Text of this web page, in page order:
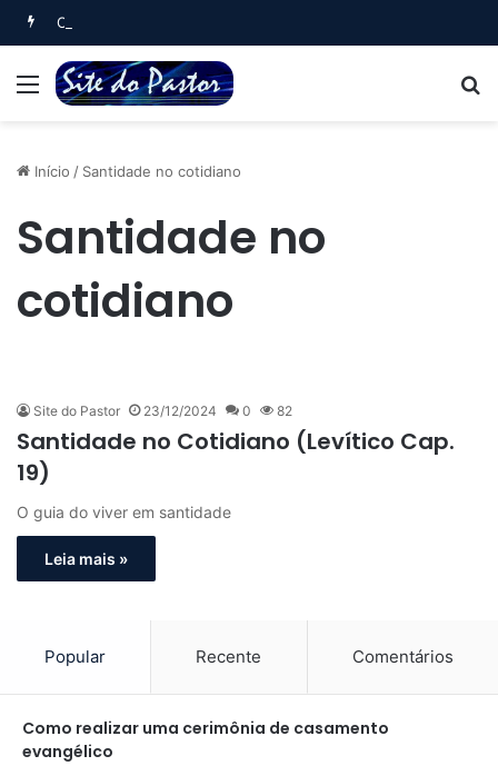
Oração Noturna (Salmo 4)
Menu
Início / Santidade no cotidiano
Santidade no
cotidiano
Site do Pastor 23/12/2024 0 82
Santidade no Cotidiano (Levítico Cap.
19)
O guia do viver em santidade
Leia mais »
Popular Recente Comentários
Como realizar uma cerimônia de casamento
evangélico